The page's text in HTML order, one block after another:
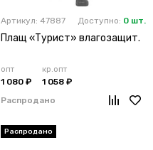
Артикул: 47887 Доступно: 0 шт.
Плащ «Турист» влагозащит.
опт
1 080 ₽
кр.опт
1 058 ₽
Распродано